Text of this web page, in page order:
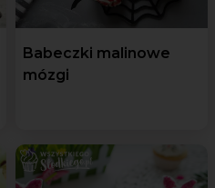
Babeczki malinowe
mózgi